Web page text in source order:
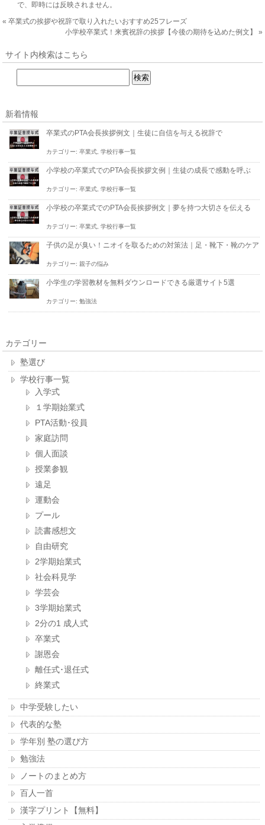
で、即時には反映されません。
«卒業式の挨拶や祝辞で取り入れたいおすすめ25フレーズ
小学校卒業式！来賓祝辞の挨拶【今後の期待を込めた例文】
»
サイト内検索はこちら
新着情報
卒業式のPTA会長挨拶例文｜生徒に自信を与える祝辞で
カテゴリー:卒業式 ,学校行事一覧
小学校の卒業式でのPTA会長挨拶文例｜生徒の成長で感動を呼ぶ
カテゴリー:卒業式 ,学校行事一覧
小学校の卒業式でのPTA会長挨拶例文｜夢を持つ大切さを伝える
カテゴリー:卒業式 ,学校行事一覧
子供の足が臭い！ニオイを取るための対策法｜足・靴下・靴のケア
カテゴリー:親子の悩み
小学生の学習教材を無料ダウンロードできる厳選サイト5選
カテゴリー:勉強法
カテゴリー
塾選び
学校行事一覧
入学式
１学期始業式
PTA活動･役員
家庭訪問
個人面談
授業参観
遠足
運動会
プール
読書感想文
自由研究
2学期始業式
社会科見学
学芸会
3学期始業式
2分の1 成人式
卒業式
謝恩会
離任式･退任式
終業式
中学受験したい
代表的な塾
学年別 塾の選び方
勉強法
ノートのまとめ方
百人一首
漢字プリント【無料】